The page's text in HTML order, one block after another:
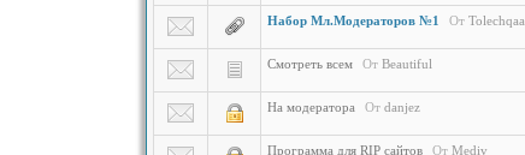
Набор Мл.Модераторов №1 От Tolechqaa
Смотреть всем От Beautiful
На модератора От danjez
Программа для RIP сайтов От Mediv